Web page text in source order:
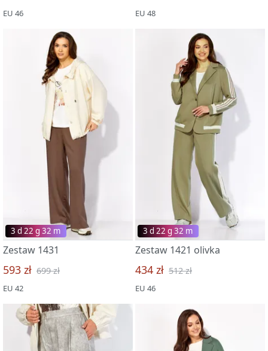
EU 46 EU 48
3 d 22 g 32 m
Zestaw 1431
593 zł 699 zł
EU 42
3 d 22 g 32 m
Zestaw 1421 olivka
434 zł 512 zł
EU 46